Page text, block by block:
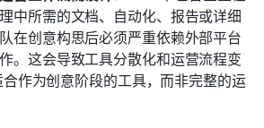
中所需的文档、自动化、报告或详细
在创意构思后必须严重依赖外部平台
。这会导致工具分散化和运营流程变
作为创意阶段的工具，而非完整的运